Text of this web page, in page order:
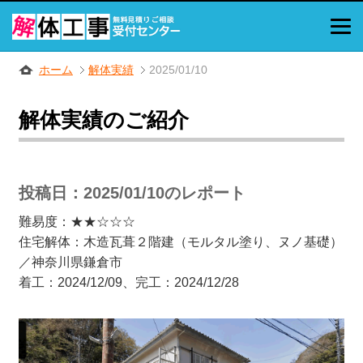
ホーム 解体実績 2025/01/10
解体実績のご紹介
投稿日：2025/01/10のレポート
難易度：★★☆☆☆
住宅解体：木造瓦葺２階建（モルタル塗り、ヌノ基礎）
／神奈川県鎌倉市
着工：2024/12/09、完工：2024/12/28